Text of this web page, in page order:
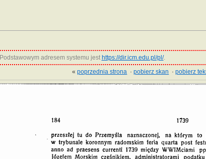
Podstawowym adresem systemu jest https://dir.icm.edu.pl/pl/.
«poprzednia strona ·pobierz skan ·pobierz